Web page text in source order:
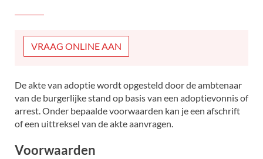
VRAAG ONLINE AAN
Inhoud
De akte van adoptie wordt opgesteld door de ambtenaar
van de burgerlijke stand op basis van een adoptievonnis of
arrest. Onder bepaalde voorwaarden kan je een afschrift
of een uittreksel van de akte aanvragen.
Voorwaarden